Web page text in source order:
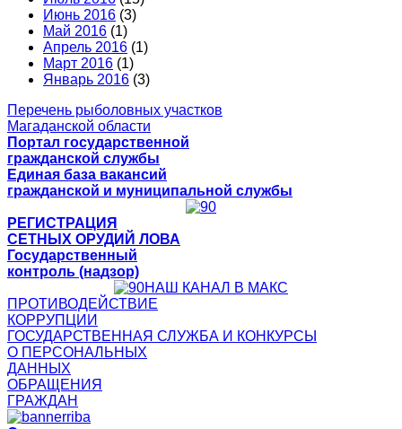
Июнь 2016 (3)
Май 2016 (1)
Апрель 2016 (1)
Март 2016 (1)
Январь 2016 (3)
Перечень рыболовных участков
Магаданской области
Портал государственной
гражданской службы
Единая база вакансий
гражданской и муниципальной службы
РЕГИСТРАЦИЯ
СЕТНЫХ ОРУДИЙ ЛОВА
Государственный
контроль (надзор)
НАШ КАНАЛ В МАКС
ПРОТИВОДЕЙСТВИЕ
КОРРУПЦИИ
ГОСУДАРСТВЕННАЯ СЛУЖБА И КОНКУРСЫ
О ПЕРСОНАЛЬНЫХ
ДАННЫХ
ОБРАЩЕНИЯ
ГРАЖДАН